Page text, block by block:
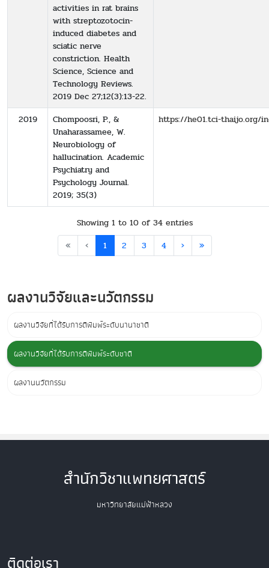
activities in rat brains
with streptozotocin-
induced diabetes and
sciatic nerve
constriction. Health
Science, Science and
Technology Reviews.
2019 Dec 27;12(3):13-22.
2019
Chompoosri, P., &
Unaharassamee, W.
Neurobiology of
hallucination. Academic
Psychiatry and
Psychology Journal.
2019; 35(3)
https://he01.tci-thaijo.org/
Showing 1 to 10 of 34 entries
«
‹ 1 2 3 4 › »
ผลงานวิจัยและนวัตกรรม
ผลงานวิจัยที่ได้รับการตีพิมพ์ระดับนานาชาติ
ผลงานวิจัยที่ได้รับการตีพิมพ์ระดับชาติ
ผลงานนวัตกรรม
สำนักวิชาแพทยศาสตร์
มหาวิทยาลัยแม่ฟ้าหลวง
ติดต่อเรา